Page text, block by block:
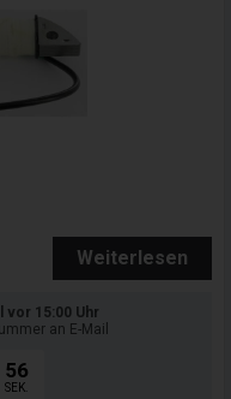
Weiterlesen
15:00 Uhr
an E-Mail
55
SEK.